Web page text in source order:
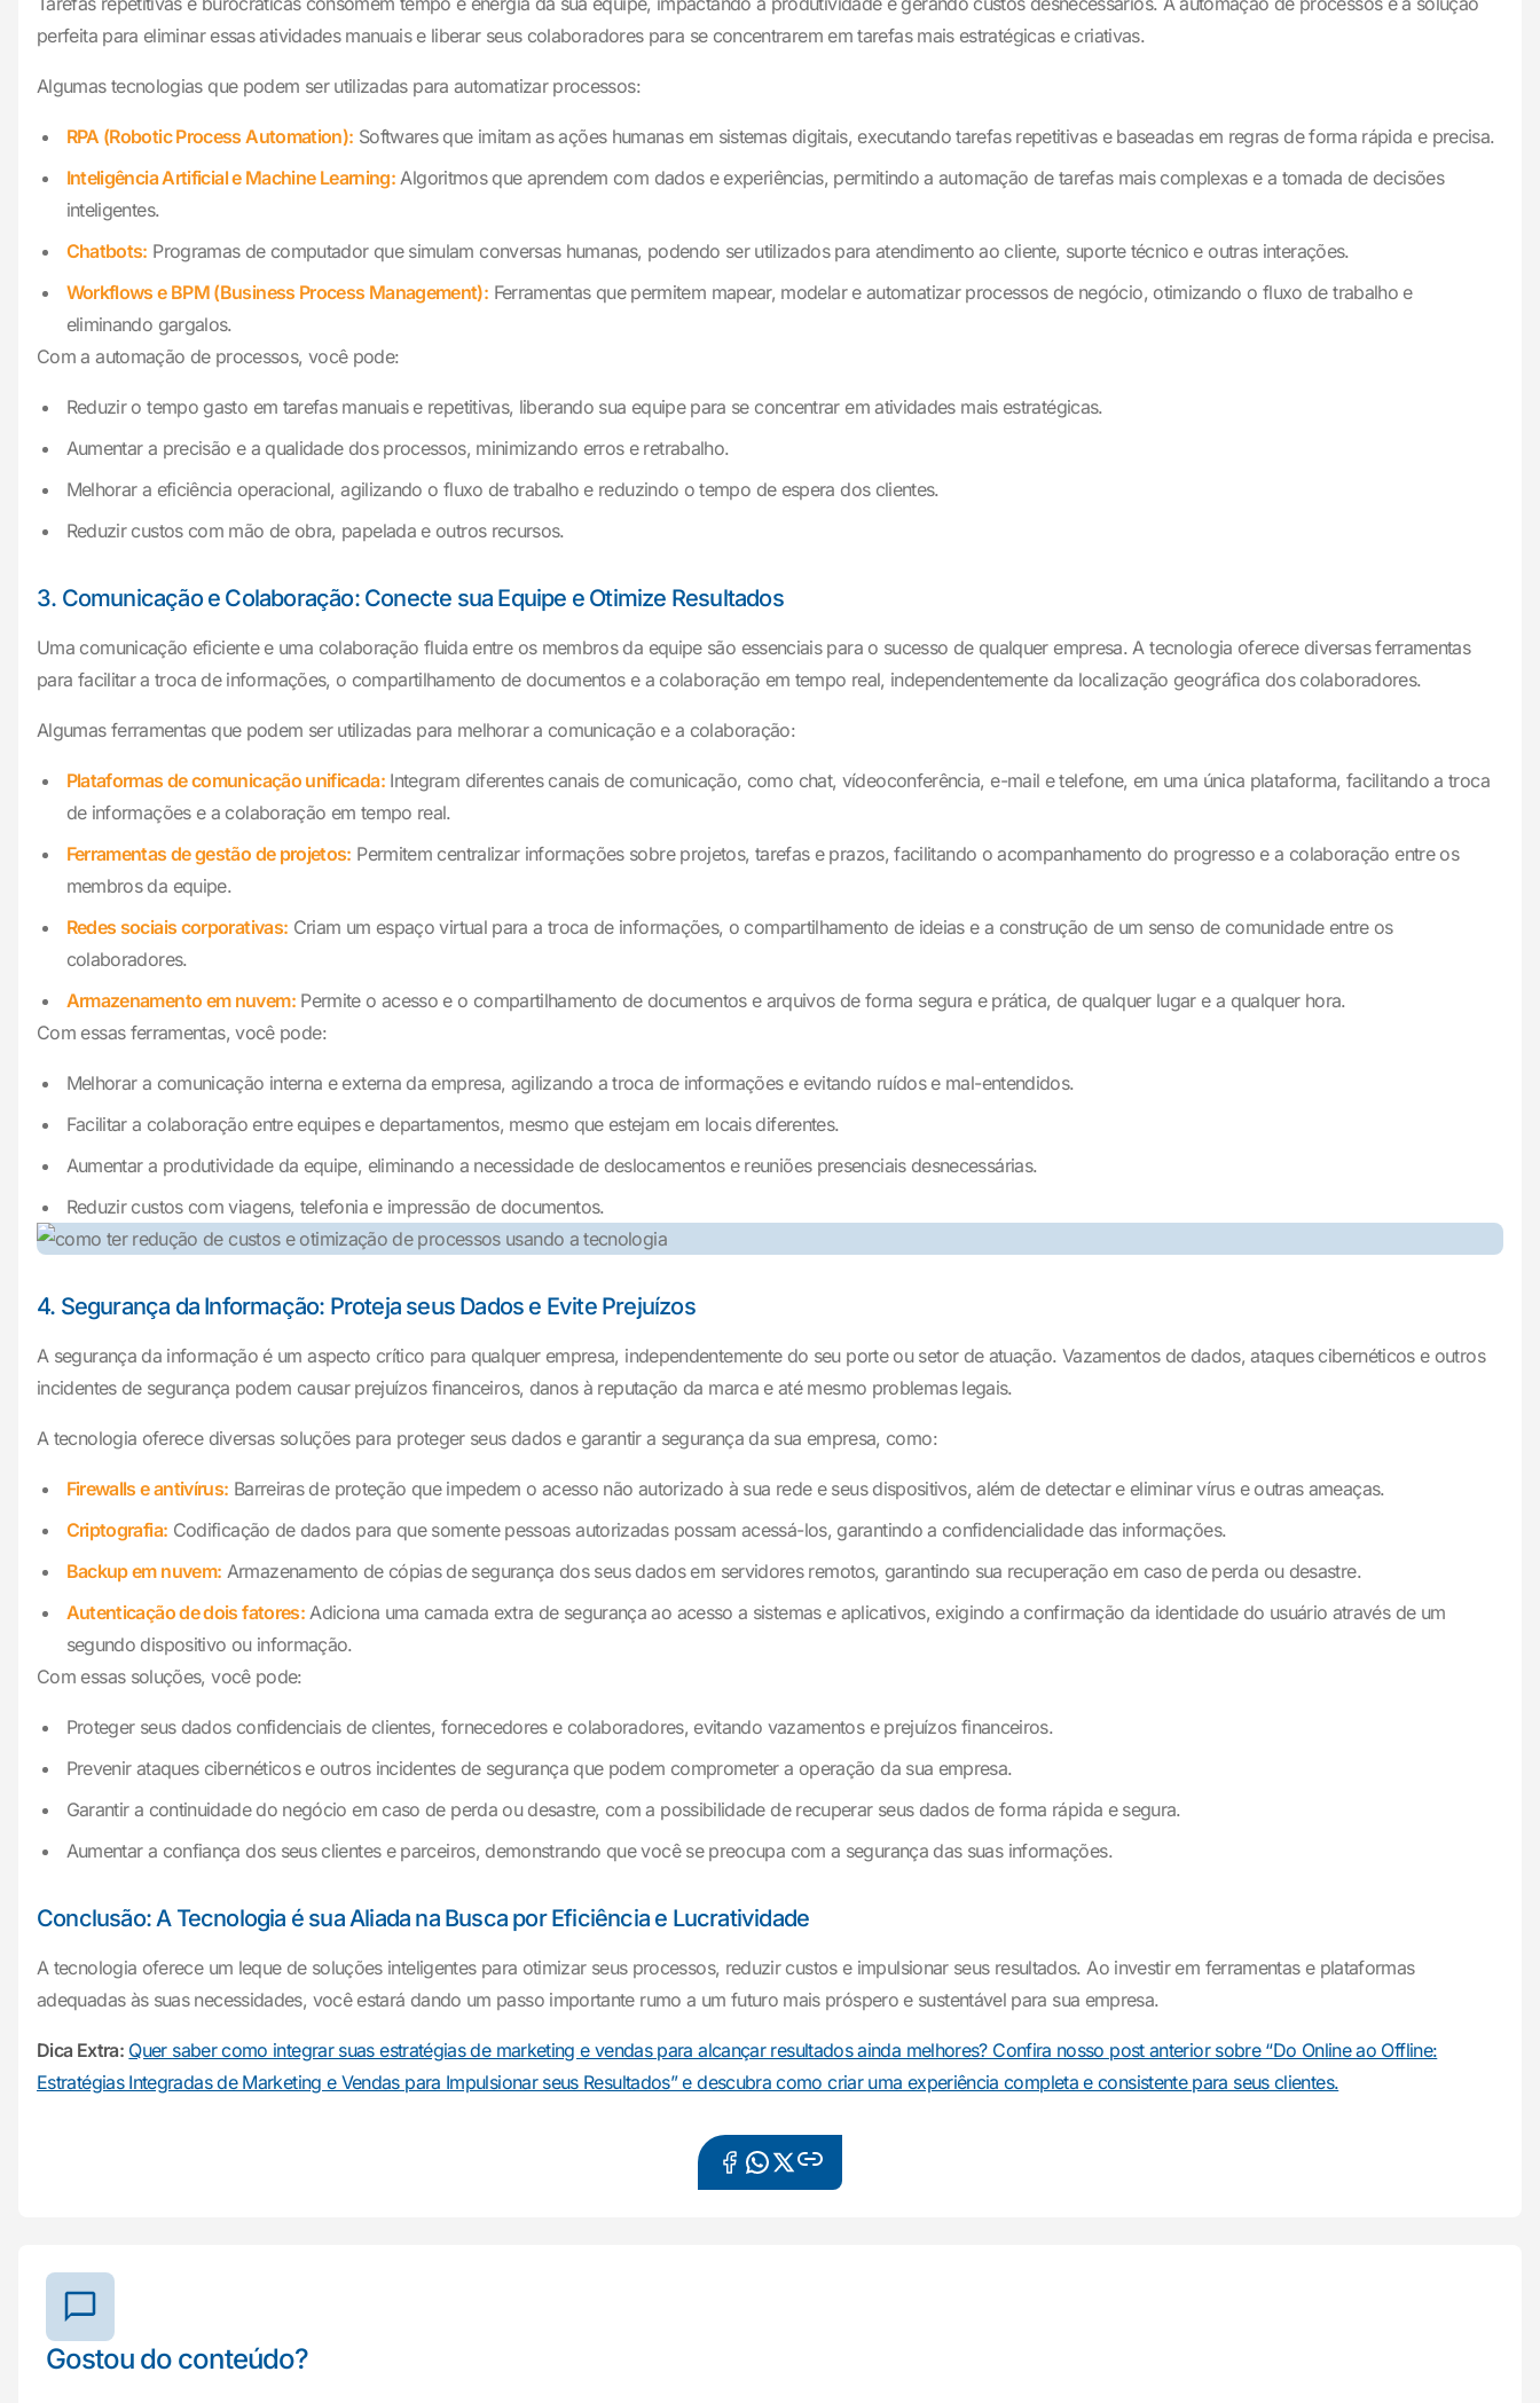
perfeita para eliminar essas atividades manuais e liberar seus colaboradores para se concentrarem em tarefas mais estratégicas e criativas.
Algumas tecnologias que podem ser utilizadas para automatizar processos:
RPA (Robotic Process Automation): Softwares que imitam as ações humanas em sistemas digitais, executando tarefas repetitivas e baseadas em regras de forma rápida e precisa.
Inteligência Artificial e Machine Learning: Algoritmos que aprendem com dados e experiências, permitindo a automação de tarefas mais complexas e a tomada de decisões
inteligentes.
Chatbots: Programas de computador que simulam conversas humanas, podendo ser utilizados para atendimento ao cliente, suporte técnico e outras interações.
Workflows e BPM (Business Process Management): Ferramentas que permitem mapear, modelar e automatizar processos de negócio, otimizando o fluxo de trabalho e
eliminando gargalos.
Com a automação de processos, você pode:
Reduzir o tempo gasto em tarefas manuais e repetitivas, liberando sua equipe para se concentrar em atividades mais estratégicas.
Aumentar a precisão e a qualidade dos processos, minimizando erros e retrabalho.
Melhorar a eficiência operacional, agilizando o fluxo de trabalho e reduzindo o tempo de espera dos clientes.
Reduzir custos com mão de obra, papelada e outros recursos.
3. Comunicação e Colaboração: Conecte sua Equipe e Otimize Resultados
Uma comunicação eficiente e uma colaboração fluida entre os membros da equipe são essenciais para o sucesso de qualquer empresa. A tecnologia oferece diversas ferramentas
para facilitar a troca de informações, o compartilhamento de documentos e a colaboração em tempo real, independentemente da localização geográfica dos colaboradores.
Algumas ferramentas que podem ser utilizadas para melhorar a comunicação e a colaboração:
Plataformas de comunicação unificada:Integram diferentes canais de comunicação, como chat, vídeoconferência, e-mail e telefone, em uma única plataforma, facilitando a troca
de informações e a colaboração em tempo real.
Ferramentas de gestão de projetos: Permitem centralizar informações sobre projetos, tarefas e prazos, facilitando o acompanhamento do progresso e a colaboração entre os
membros da equipe.
Redes sociais corporativas: Criam um espaço virtual para a troca de informações, o compartilhamento de ideias e a construção de um senso de comunidade entre os
colaboradores.
Armazenamento em nuvem:Permite o acesso e o compartilhamento de documentos e arquivos de forma segura e prática, de qualquer lugar e a qualquer hora.
Com essas ferramentas, você pode:
Melhorar a comunicação interna e externa da empresa, agilizando a troca de informações e evitando ruídos e mal-entendidos.
Facilitar a colaboração entre equipes e departamentos, mesmo que estejam em locais diferentes.
Aumentar a produtividade da equipe, eliminando a necessidade de deslocamentos e reuniões presenciais desnecessárias.
Reduzir custos com viagens, telefonia e impressão de documentos.
4. Segurança da Informação: Proteja seus Dados e Evite Prejuízos
A segurança da informação é um aspecto crítico para qualquer empresa, independentemente do seu porte ou setor de atuação. Vazamentos de dados, ataques cibernéticos e outros
incidentes de segurança podem causar prejuízos financeiros, danos à reputação da marca e até mesmo problemas legais.
A tecnologia oferece diversas soluções para proteger seus dados e garantir a segurança da sua empresa, como:
Firewalls e antivírus: Barreiras de proteção que impedem o acesso não autorizado à sua rede e seus dispositivos, além de detectar e eliminar vírus e outras ameaças.
Criptografia: Codificação de dados para que somente pessoas autorizadas possam acessá-los, garantindo a confidencialidade das informações.
Backup em nuvem: Armazenamento de cópias de segurança dos seus dados em servidores remotos, garantindo sua recuperação em caso de perda ou desastre.
Autenticação de dois fatores: Adiciona uma camada extra de segurança ao acesso a sistemas e aplicativos, exigindo a confirmação da identidade do usuário através de um
segundo dispositivo ou informação.
Com essas soluções, você pode:
Proteger seus dados confidenciais de clientes, fornecedores e colaboradores, evitando vazamentos e prejuízos financeiros.
Prevenir ataques cibernéticos e outros incidentes de segurança que podem comprometer a operação da sua empresa.
Garantir a continuidade do negócio em caso de perda ou desastre, com a possibilidade de recuperar seus dados de forma rápida e segura.
Aumentar a confiança dos seus clientes e parceiros, demonstrando que você se preocupa com a segurança das suas informações.
Conclusão: A Tecnologia é sua Aliada na Busca por Eficiência e Lucratividade
A tecnologia oferece um leque de soluções inteligentes para otimizar seus processos, reduzir custos e impulsionar seus resultados. Ao investir em ferramentas e plataformas
adequadas às suas necessidades, você estará dando um passo importante rumo a um futuro mais próspero e sustentável para sua empresa.
Dica Extra: Quer saber como integrar suas estratégias de marketing e vendas para alcançar resultados ainda melhores? Confira nosso post anterior sobre “Do Online ao Offline:
Estratégias Integradas de Marketing e Vendas para Impulsionar seus Resultados” e descubra como criar uma experiência completa e consistente para seus clientes.
Gostou do conteúdo?